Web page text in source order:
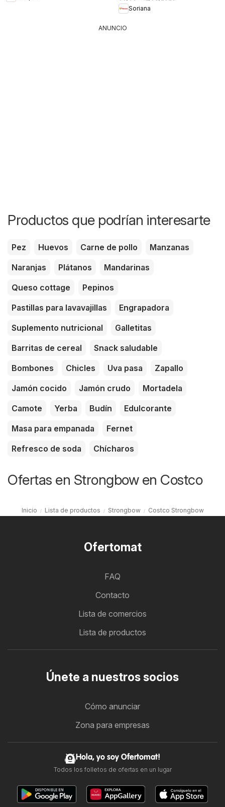
Soriana
ANUNCIO
Productos que podrían interesarte
Pez Huevos Carne de pollo
Manzanas
Naranjas
Plátanos
Mandarinas
Queso cottage
Pepinos
Pastillas para lavavajillas
Engrapadora
Suplemento nutricional
Galletitas
Barritas de cereal
Snack saludable
Bombones
Chicles Uva pasa
Zapallo
Jamón cocido
Jamón crudo
Mortadela
Camote
Yerba Budín
Edulcorante
Masa para empanada
Fernet
Refresco de soda
Chícharos
Ofertas en Strongbow en Costco
Inicio Lista de productos Strongbow Costco Strongbow
Ofertomat
FAQ
Contacto
Lista de comercios
Lista de productos
Únete a nuestros socios
Cómo anunciar
Zona para empresas
Hola, yo soy Ofertomat!
Todos los folletos de ofertas en un lugar